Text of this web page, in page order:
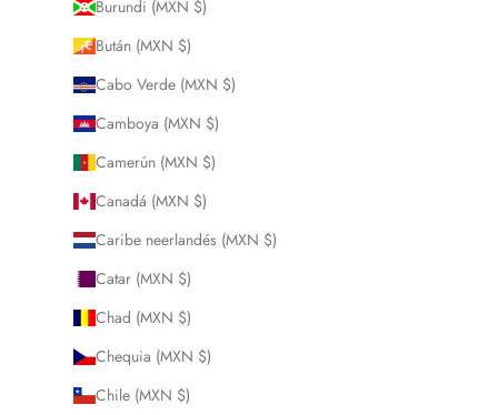
Burundi (MXN $)
Bután (MXN $)
Cabo Verde (MXN $)
Camboya (MXN $)
Camerún (MXN $)
Canadá (MXN $)
Caribe neerlandés (MXN $)
Catar (MXN $)
Chad (MXN $)
Chequia (MXN $)
Chile (MXN $)